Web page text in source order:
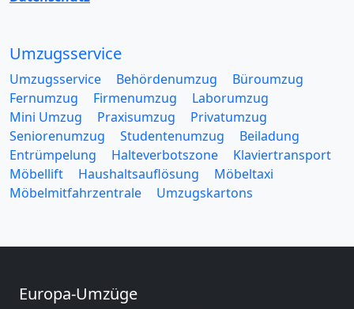
Umzugsservice
Umzugsservice Behördenumzug
Büroumzug
Fernumzug
Firmenumzug
Laborumzug
Mini Umzug
Praxisumzug
Privatumzug
Seniorenumzug
Studentenumzug
Beiladung
Entrümpelung
Halteverbotszone
Klaviertransport
Möbellift
Haushaltsauflösung
Möbeltaxi
Möbelmitfahrzentrale
Umzugskartons
Europa-Umzüge